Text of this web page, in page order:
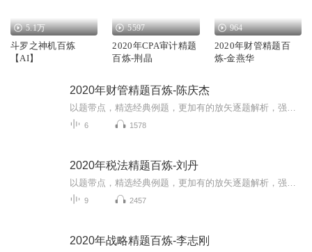
5.1万
斗罗之神机百炼
【AI】
5597
2020年CPA审计精题
百炼-荆晶
964
2020年财管精题百
炼-金燕华
2020年财管精题百炼-陈庆杰
6 1578
2020年税法精题百炼-刘丹
9 2457
2020年战略精题百炼-李志刚